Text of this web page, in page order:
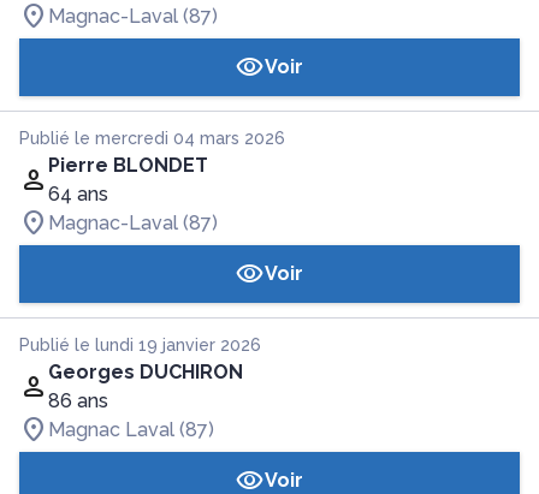
Magnac-Laval (87)
Voir
Publié le mercredi 04 mars 2026
Pierre BLONDET
64 ans
Magnac-Laval (87)
Voir
Publié le lundi 19 janvier 2026
Georges DUCHIRON
86 ans
Magnac Laval (87)
Voir